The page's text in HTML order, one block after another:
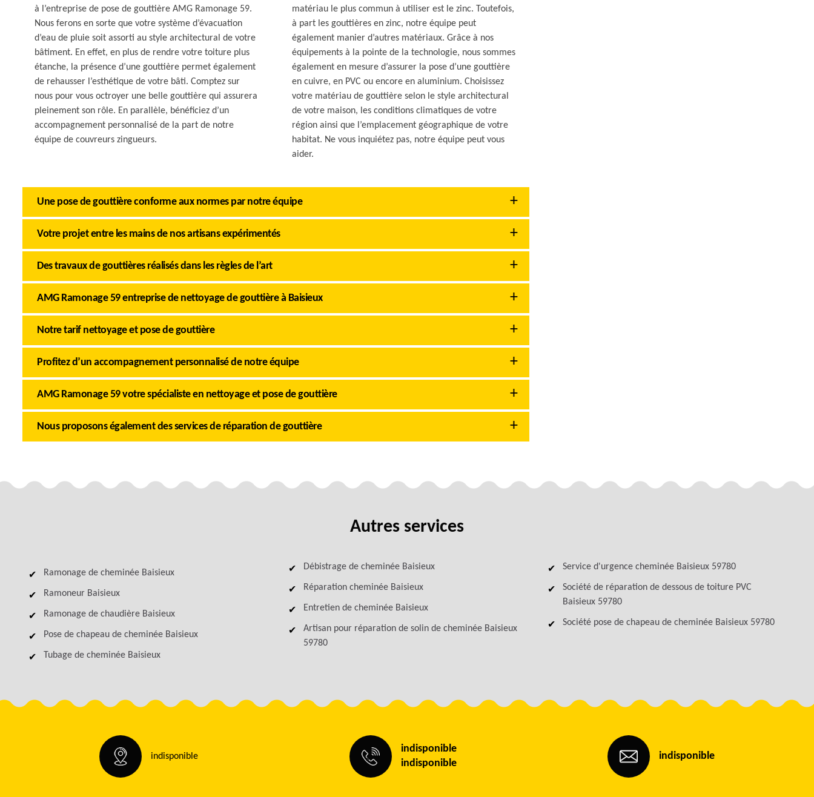
à l’entreprise de pose de gouttière AMG Ramonage 59.
Nous ferons en sorte que votre système d’évacuation
d’eau de pluie soit assorti au style architectural de votre
bâtiment. En effet, en plus de rendre votre toiture plus
étanche, la présence d’une gouttière permet également
de rehausser l’esthétique de votre bâti. Comptez sur
nous pour vous octroyer une belle gouttière qui assurera
pleinement son rôle. En parallèle, bénéficiez d’un
accompagnement personnalisé de la part de notre
équipe de couvreurs zingueurs.
matériau le plus commun à utiliser est le zinc. Toutefois,
à part les gouttières en zinc, notre équipe peut
également manier d’autres matériaux. Grâce à nos
équipements à la pointe de la technologie, nous sommes
également en mesure d’assurer la pose d’une gouttière
en cuivre, en PVC ou encore en aluminium. Choisissez
votre matériau de gouttière selon le style architectural
de votre maison, les conditions climatiques de votre
région ainsi que l’emplacement géographique de votre
habitat. Ne vous inquiétez pas, notre équipe peut vous
aider.
Une pose de gouttière conforme aux normes par notre équipe
Votre projet entre les mains de nos artisans expérimentés
Des travaux de gouttières réalisés dans les règles de l’art
AMG Ramonage 59 entreprise de nettoyage de gouttière à Baisieux
Notre tarif nettoyage et pose de gouttière
Profitez d’un accompagnement personnalisé de notre équipe
AMG Ramonage 59 votre spécialiste en nettoyage et pose de gouttière
Nous proposons également des services de réparation de gouttière
Autres services
Ramonage de cheminée Baisieux
Ramoneur Baisieux
Ramonage de chaudière Baisieux
Pose de chapeau de cheminée Baisieux
Tubage de cheminée Baisieux
Débistrage de cheminée Baisieux
Réparation cheminée Baisieux
Entretien de cheminée Baisieux
Artisan pour réparation de solin de cheminée Baisieux
59780
Service d'urgence cheminée Baisieux 59780
Société de réparation de dessous de toiture PVC
Baisieux 59780
Société pose de chapeau de cheminée Baisieux 59780
indisponible
indisponible
indisponible
indisponible